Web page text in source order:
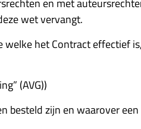
en met
wet vervangt.
welke het Contract effectief
(AVG))
besteld zijn en waarover